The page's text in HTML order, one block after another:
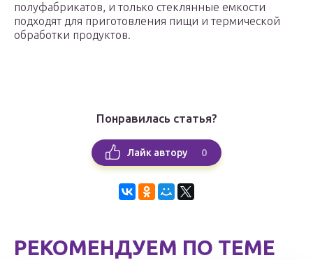
полуфабрикатов, и только стеклянные емкости
подходят для приготовления пищи и термической
обработки продуктов.
Понравилась статья?
Лайк автору 0
РЕКОМЕНДУЕМ ПО ТЕМЕ